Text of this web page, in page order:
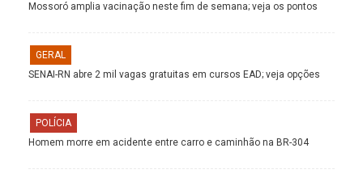
Mossoró amplia vacinação neste fim de semana; veja os pontos
GERAL
SENAI-RN abre 2 mil vagas gratuitas em cursos EAD; veja opções
POLÍCIA
Homem morre em acidente entre carro e caminhão na BR-304